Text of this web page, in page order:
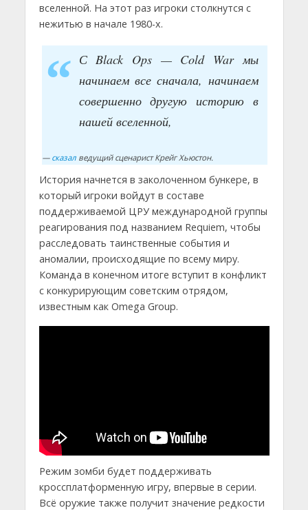
вселенной. На этот раз игроки столкнутся с
нежитью в начале 1980-х.
С Black Ops — Cold War мы
начинаем все сначала, начинаем
совершенно другую историю в
нашей вселенной,
— сказалведущий сценарист Крейг Хьюстон.
История начнется в заколоченном бункере, в
который игроки войдут в составе
поддерживаемой ЦРУ международной группы
реагирования под названием Requiem, чтобы
расследовать таинственные события и
аномалии, происходящие по всему миру.
Команда в конечном итоге вступит в конфликт
с конкурирующим советским отрядом,
известным как Omega Group.
Режим зомби будет поддерживать
кроссплатформенную игру, впервые в серии.
Всё оружие также получит значение редкости